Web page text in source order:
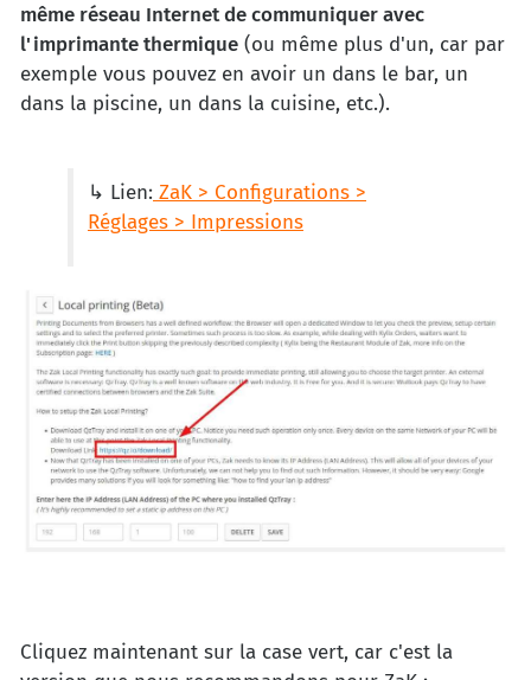
même réseau Internet de communiquer avec
l'imprimante thermique (ou même plus d'un, car par
exemple vous pouvez en avoir un dans le bar, un
dans la piscine, un dans la cuisine, etc.).
↳ Lien: ZaK > Configurations >
Réglages > Impressions
Cliquez maintenant sur la case vert, car c'est la